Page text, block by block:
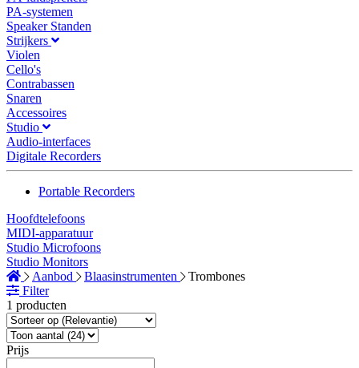
PA-systemen
Speaker Standen
Strijkers
Violen
Cello's
Contrabassen
Snaren
Accessoires
Studio
Audio-interfaces
Digitale Recorders
Portable Recorders
Hoofdtelefoons
MIDI-apparatuur
Studio Microfoons
Studio Monitors
Aanbod
Blaasinstrumenten
Trombones
Filter
1 producten
Prijs